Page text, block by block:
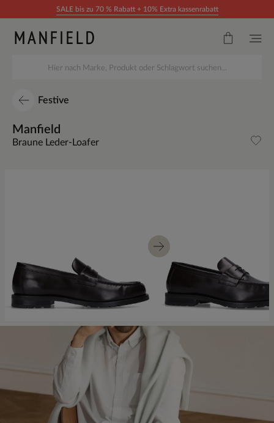
Zum Inhalt springenSALE bis zu 70 % Rabatt + 10% Extra kassenrabatt
Festive
Manfield
Braune Leder-Loafer